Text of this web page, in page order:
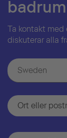
Ta kontakt med
diskuterar alla
Sweden